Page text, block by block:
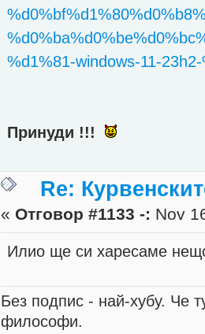
%d1%81-windows-11-
Принуди !!!
Re:
« Отговор #1133 -: Nov
Илио ще си харесаме
Без подпис - най-хубу. Че
философи.